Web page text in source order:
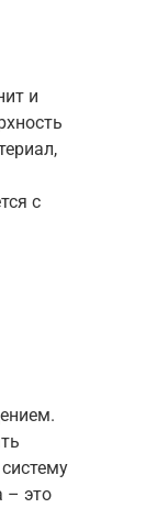
и
с
– это